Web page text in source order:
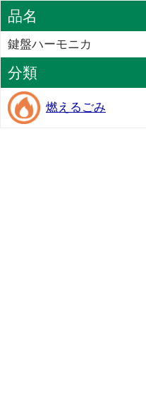
品名
鍵盤ハーモニカ
分類
燃えるごみ